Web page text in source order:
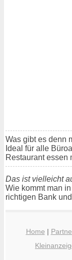
Was gibt es denn
Ideal für alle
Restaurant essen
Das ist vielleicht
Wie kommt man
richtigen Bank
Home |